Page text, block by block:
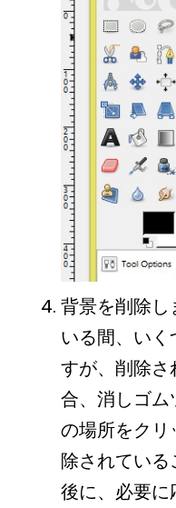
背景を削除し
いる間、いく
すが、削除
合、消しゴム
の場所をク
除されてい
後に、必要